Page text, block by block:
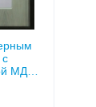
МДФ с